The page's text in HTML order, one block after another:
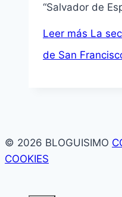
“Salvador de
Leer más La
de San
© 2026 BLOGUISIMO
COOKIES